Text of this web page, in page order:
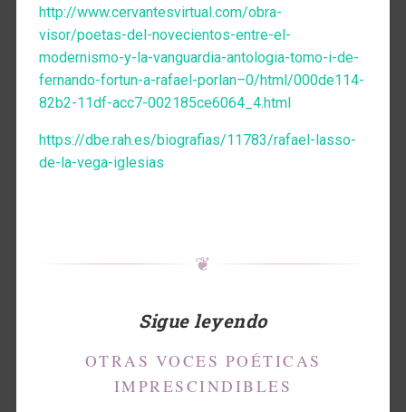
http://www.cervantesvirtual.com/obra-
visor/poetas-del-novecientos-entre-el-
modernismo-y-la-vanguardia-antologia-tomo-i-de-
fernando-fortun-a-rafael-porlan–0/html/000de114-
82b2-11df-acc7-002185ce6064_4.html
https://dbe.rah.es/biografias/11783/rafael-lasso-
de-la-vega-iglesias
❦
Sigue leyendo
OTRAS VOCES POÉTICAS
IMPRESCINDIBLES